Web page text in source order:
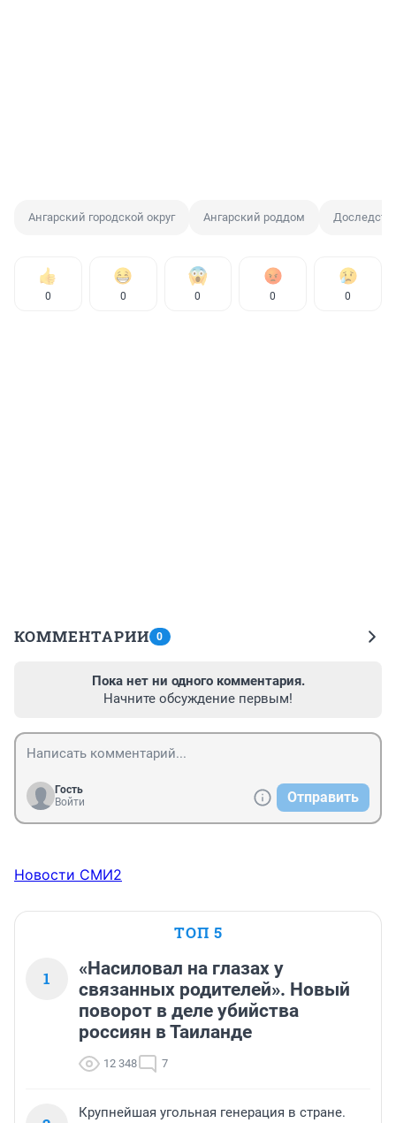
Ангарский городской округ Ангарский роддом
0 0 0 0 0
КОММЕНТАРИИ 0
Пока нет ни одного комментария.
Начните обсуждение первым!
Гость
Войти
Отправить
Новости СМИ2
ТОП 5
1
«Насиловал на глазах у
связанных родителей». Новый
поворот в деле убийства
россиян в Таиланде
12 348 7
Крупнейшая угольная генерация в стране.